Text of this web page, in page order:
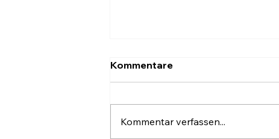
Kommentare
Kommentar verfassen...